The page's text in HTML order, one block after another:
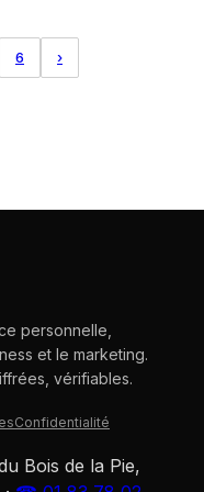
6 ›
personnelle,
et le marketing.
vérifiables.
Confidentialité
Bois de la Pie,